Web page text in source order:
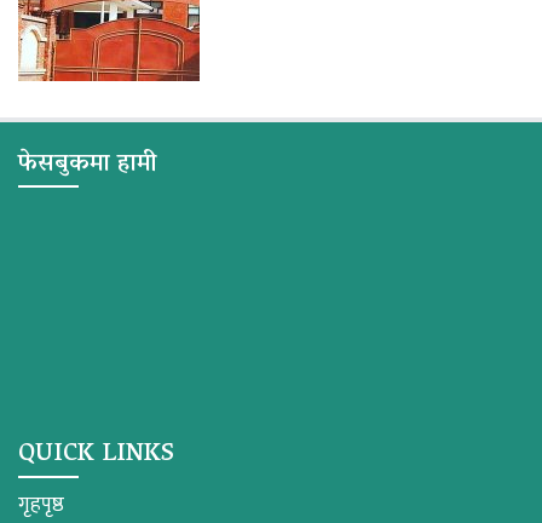
फेसबुकमा हामी
QUICK LINKS
गृहपृष्ठ